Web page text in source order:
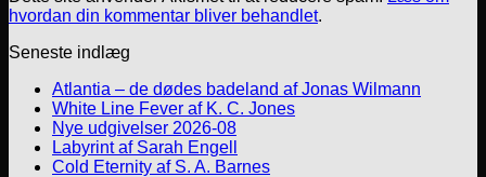
hvordan din kommentar bliver behandlet.
Seneste indlæg
Atlantia – de dødes badeland af Jonas Wilmann
White Line Fever af K. C. Jones
Nye udgivelser 2026-08
Labyrint af Sarah Engell
Cold Eternity af S. A. Barnes